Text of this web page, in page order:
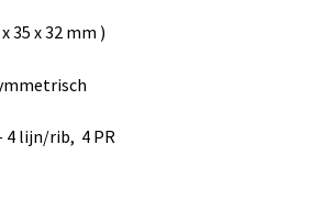
35 x 32 mm )
4 lijn/rib, 4 PR